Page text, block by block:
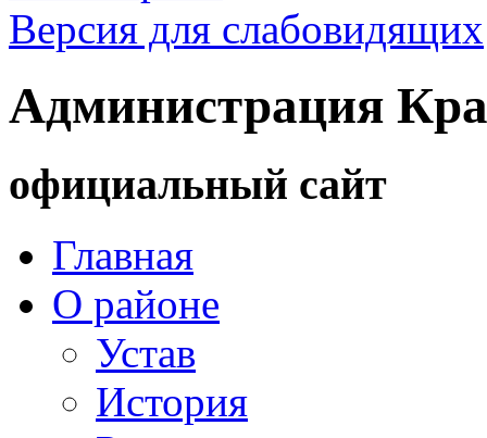
Версия для слабовидящих
Администрация
официальный сайт
Главная
О районе
Устав
История